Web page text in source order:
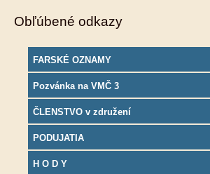
Obľúbené odkazy
FARSKÉ OZNAMY
Pozvánka na VMČ 3
ČLENSTVO v združení
PODUJATIA
H O D Y